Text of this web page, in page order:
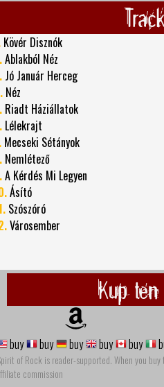
Kövér Disznók
Ablakból Néz
Jó Január Herceg
Néz
Riadt Háziállatok
Lélekrajt
Mecseki Sétányok
Nemlétező
A Kérdés Mi Legyen
Ásító
Szószóró
Városember
Kup
buy buy buy buy buy
of Rock is reader-supported. When you
commission